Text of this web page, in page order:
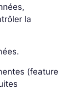
la
(feature